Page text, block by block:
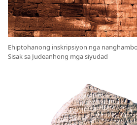
Ehiptohanong inskripsiyon nga
Sisak sa Judeanhong mga siyudad